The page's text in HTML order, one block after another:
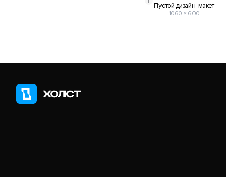
Пустой дизайн-макет
1060 × 600